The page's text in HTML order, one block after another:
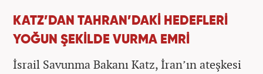
KATZ’DAN TAHRAN’DAKİ HEDEFLERİ
YOĞUN ŞEKİLDE VURMA EMRİ
İsrail Savunma Bakanı Katz, İran’ın ateşkesi